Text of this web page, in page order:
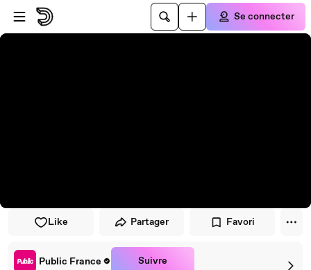
Passer au player
Passer au contenu principal
Se connecter
Like Partager Favori
Public France Suivre